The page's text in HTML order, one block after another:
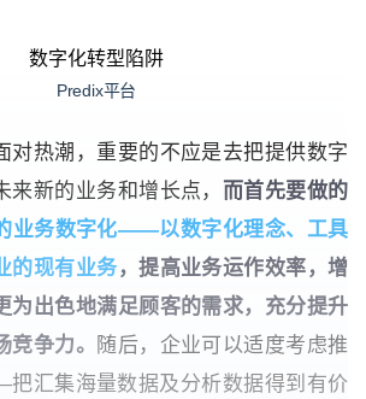
数字化转型陷阱
Predix平台
对热潮，重要的不应是去把提供数字
来新的业务和增长点， 而首先要做的
业务数字化——以数字化理念、工具
的现有业务 ，提高业务运作效率，增
为出色地满足顾客的需求，充分提升
竞争力。
随后，企业可以适度考虑推
汇集海量数据及分析数据得到有价